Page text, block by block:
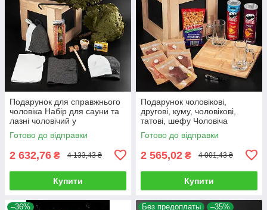
Подарунок для справжнього
чоловіка Набір для сауни та
лазні чоловічий у
дерев'яному ящику з ламом
"Баня"
Готово до відправки
2 632,76 ₴ 4 133,43 ₴
Купити
Подарунок чоловікові,
другові, куму, чоловікові,
татові, шефу Чоловіча
подарункова коробка
Подарунковий набір у ящику
Готово до відправки
2 565,02 ₴ 4 001,43 ₴
Купити
–36% Без предоплаты –35%